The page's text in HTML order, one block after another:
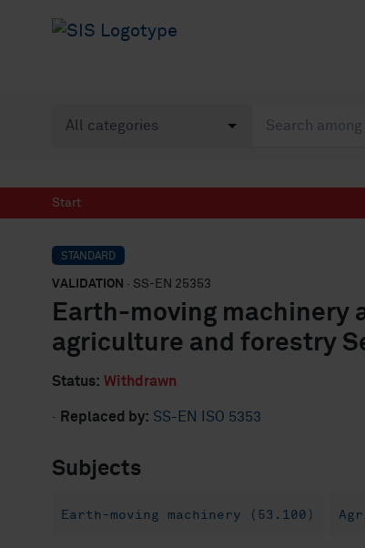
Start
STANDARD
VALIDATION · SS-EN 25353
Earth-moving machinery
agriculture and forestry
Status: Withdrawn
· Replaced by: SS-EN ISO 5353
Subjects
Earth-moving machinery (53.100)